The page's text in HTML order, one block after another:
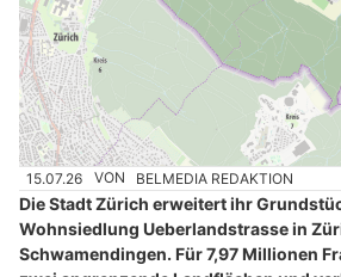
15.07.26 VON BELMEDIA REDAKTION
Die Stadt Zürich erweitert ihr
Wohnsiedlung Ueberlandstrasse in
Schwamendingen. Für 7,97 Millionen